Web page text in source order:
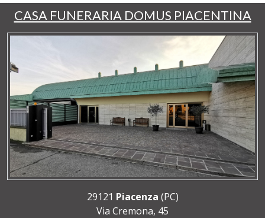
CASA FUNERARIA DOMUS PIACENTINA
29121 Piacenza (PC)
Via Cremona, 45